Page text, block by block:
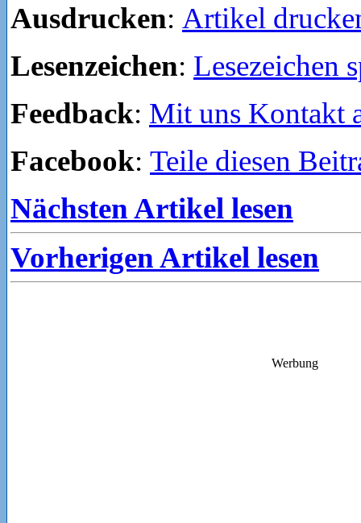
Ausdrucken: Artikel
Lesenzeichen: Lesezeichen
Feedback: Mit uns Kontakt
Facebook: Teile diesen
Nächsten Artikel lesen
Vorherigen Artikel lesen
Werbung